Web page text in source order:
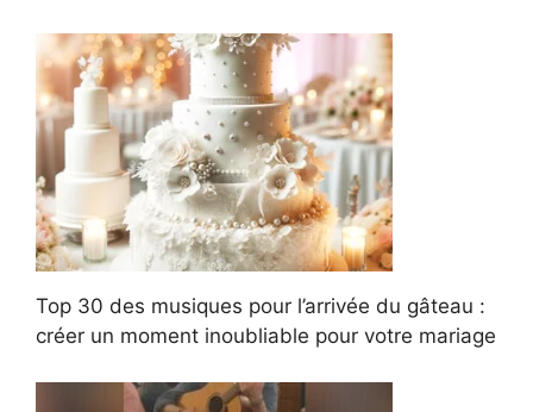
Top 30 des musiques pour l’arrivée du gâteau :
créer un moment inoubliable pour votre mariage